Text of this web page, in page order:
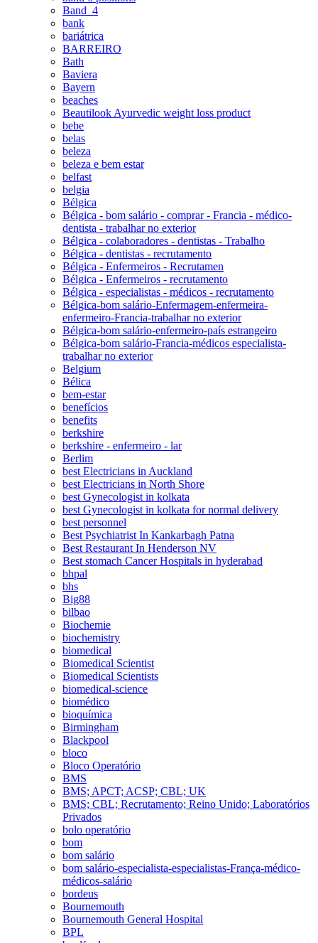
Band_4
bank
bariátrica
BARREIRO
Bath
Baviera
Bayern
beaches
Beautilook Ayurvedic weight loss product
bebe
belas
beleza
beleza e bem estar
belfast
belgia
Bélgica
Bélgica - bom salário - comprar - Francia - médico-
dentista - trabalhar no exterior
Bélgica - colaboradores - dentistas - Trabalho
Bélgica - dentistas - recrutamento
Bélgica - Enfermeiros - Recrutamen
Bélgica - Enfermeiros - recrutamento
Bélgica - especialistas - médicos - recrutamento
Bélgica-bom salário-Enfermagem-enfermeira-
enfermeiro-Francia-trabalhar no exterior
Bélgica-bom salário-enfermeiro-país estrangeiro
Bélgica-bom salário-Francia-médicos especialista-
trabalhar no exterior
Belgium
Bélica
bem-estar
benefícios
benefits
berkshire
berkshire - enfermeiro - lar
Berlim
best Electricians in Auckland
best Electricians in North Shore
best Gynecologist in kolkata
best Gynecologist in kolkata for normal delivery
best personnel
Best Psychiatrist In Kankarbagh Patna
Best Restaurant In Henderson NV
Best stomach Cancer Hospitals in hyderabad
bhpal
bhs
Big88
bilbao
Biochemie
biochemistry
biomedical
Biomedical Scientist
Biomedical Scientists
biomedical-science
biomédico
bioquímica
Birmingham
Blackpool
bloco
Bloco Operatório
BMS
BMS; APCT; ACSP; CBL; UK
BMS; CBL; Recrutamento; Reino Unido; Laboratórios
Privados
bolo operatório
bom
bom salário
bom salário-especialista-especialistas-França-médico-
médicos-salário
bordeus
Bournemouth
Bournemouth General Hospital
BPL